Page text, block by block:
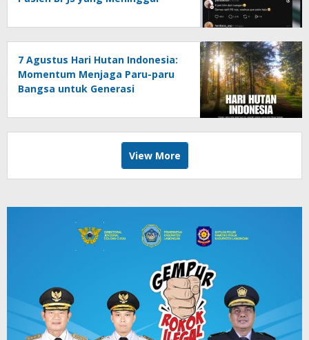
7 Agustus Hari Hutan Indonesia:
Momentum Menjaga Paru-paru
Bangsa untuk Generasi
View More